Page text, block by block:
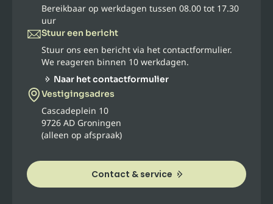
Bereikbaar op werkdagen tussen 08.00 tot 17.30
uur
Stuur een bericht
Stuur ons een bericht via het contactformulier.
We reageren binnen 10 werkdagen.
Naar het contactformulier
Vestigingsadres
Cascadeplein 10
9726 AD Groningen
(alleen op afspraak)
Contact & service